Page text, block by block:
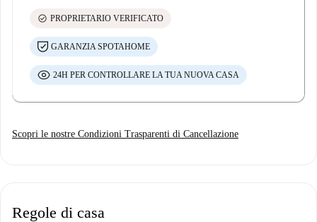
check_circle PROPRIETARIO VERIFICATO
GARANZIA SPOTAHOME
24H PER CONTROLLARE LA TUA NUOVA CASA
Scopri le nostre Condizioni Trasparenti di Cancellazione
Regole di casa